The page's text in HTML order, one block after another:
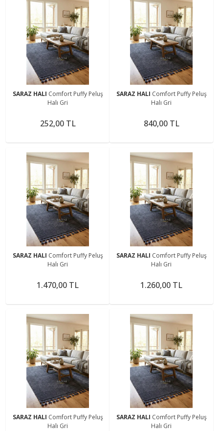
SARAZ HALI Comfort Puffy Peluş
Halı Gri
252,00 TL
SARAZ HALI Comfort Puffy Peluş
Halı Gri
840,00 TL
SARAZ HALI Comfort Puffy Peluş
Halı Gri
1.470,00 TL
SARAZ HALI Comfort Puffy Peluş
Halı Gri
1.260,00 TL
SARAZ HALI Comfort Puffy Peluş
Halı Gri
SARAZ HALI Comfort Puffy Peluş
Halı Gri